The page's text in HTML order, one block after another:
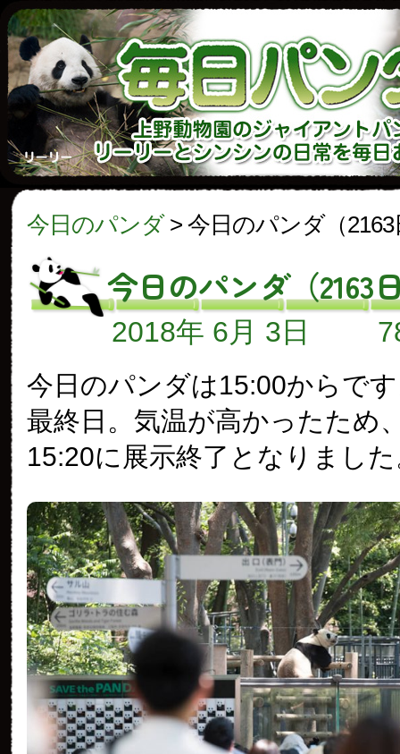
今日のパンダ> 今日のパンダ（2163
今日のパンダ（2163
2018年 6月 3日
今日のパンダは15:00からで
最終日。気温が高かったため
15:20に展示終了となりまし